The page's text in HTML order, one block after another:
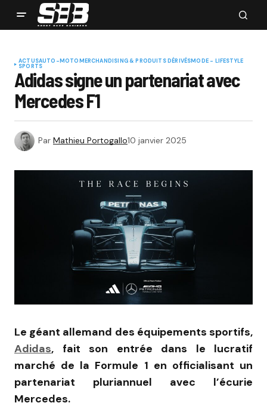
ACTUSAUTO-MOTOMERCHANDISING & PRODUITS DÉRIVÉSMODE - LIFESTYLE
SPORTS
Adidas signe un partenariat avec
Mercedes F1
Par Mathieu Portogallo10 janvier 2025
Le géant allemand des équipements sportifs,
Adidas, fait son entrée dans le lucratif
marché de la Formule 1 en officialisant un
partenariat pluriannuel avec l’écurie
Mercedes.